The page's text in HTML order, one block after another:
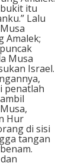
itu
Lalu
Amalek;
Musa
Israel.
penatlah
Hur
di sisi
tangan